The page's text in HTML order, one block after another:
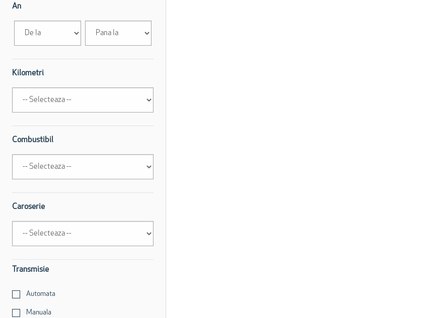
An
Kilometri
Combustibil
Caroserie
Transmisie
Automata
Manuala